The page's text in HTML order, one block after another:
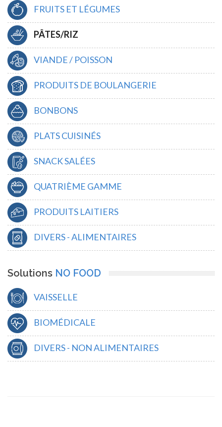
FRUITS ET LÉGUMES
PÂTES/RIZ
VIANDE / POISSON
PRODUITS DE BOULANGERIE
BONBONS
PLATS CUISINÉS
SNACK SALÉES
QUATRIÈME GAMME
PRODUITS LAITIERS
DIVERS - ALIMENTAIRES
Solutions NO FOOD
VAISSELLE
BIOMÉDICALE
DIVERS - NON ALIMENTAIRES